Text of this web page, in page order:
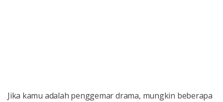
Jika kamu adalah penggemar drama, mungkin beberapa